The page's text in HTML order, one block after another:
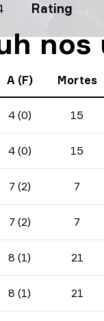
Rating
nos
A (F) Mortes
4 (0) 15
4 (0) 15
7 (2) 7
7 (2) 7
8 (1) 21
8 (1) 21